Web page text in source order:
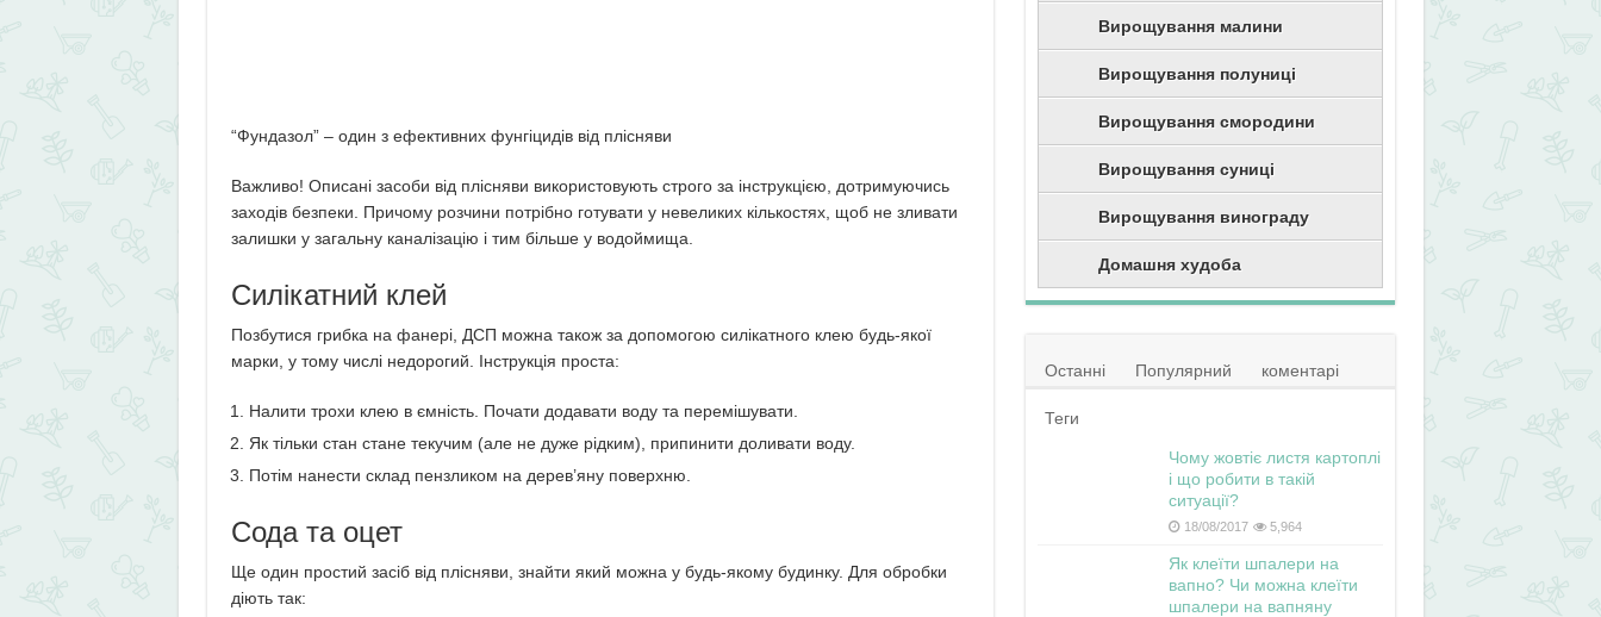
“Фундазол” – один з ефективних фунгіцидів від плісняви
Важливо! Описані засоби від плісняви використовують строго за інструкцією, дотримуючись
заходів безпеки. Причому розчини потрібно готувати у невеликих кількостях, щоб не зливати
залишки у загальну каналізацію і тим більше у водоймища.
Силікатний клей
Позбутися грибка на фанері, ДСП можна також за допомогою силікатного клею будь-якої
марки, у тому числі недорогий. Інструкція проста:
Налити трохи клею в ємність. Почати додавати воду та перемішувати.
Як тільки стан стане текучим (але не дуже рідким), припинити доливати воду.
Потім нанести склад пензликом на дерев’яну поверхню.
Сода та оцет
Ще один простий засіб від плісняви, знайти який можна у будь-якому будинку. Для обробки
діють так:
Вирощування малини
Вирощування полуниці
Вирощування смородини
Вирощування суниці
Вирощування винограду
Домашня худоба
Останні Популярний коментарі
Теги
Чому жовтіє листя картоплі
і що робити в такій
ситуації?
18/08/2017 5,964
Як клеїти шпалери на
вапно? Чи можна клеїти
шпалери на вапняну